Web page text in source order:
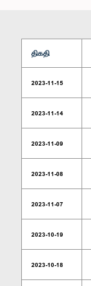
திகதி
2023-11-15
2023-11-14
2023-11-09
2023-11-08
2023-11-07
2023-10-19
2023-10-18